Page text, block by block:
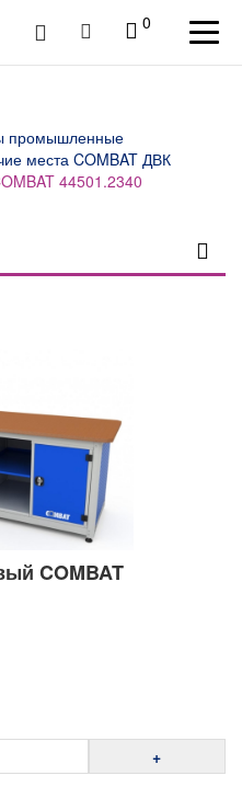
0
промышленные
места COMBAT ДВК
44501.2340
места WOKER PRO
места SMART ДВК
места COMBAT ДВК
(TROLEX XS) ДВК
PRO ДВК
Металл-завод
COMBAT
+